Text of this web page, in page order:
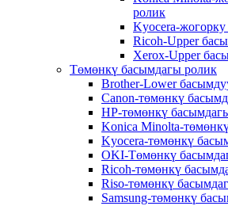
ролик
Kyocera-
Ricoh-Upper
Xerox-Upper
Төмөнкү басымдагы ролик
Brother-Lower
Canon-төмөнкү
HP-төмөнкү
Konica Minolta-
Kyocera-төмөнкү
OKI-Төмөнкү
Ricoh-төмөнкү
Riso-төмөнкү
Samsung-төмөнкү